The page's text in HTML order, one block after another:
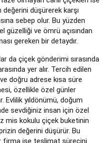
düşürerek karşı
sebep olur. Bu yüzden
ve ömrü açısından
gereken bir detaydır.
da çiçek gönderimi sırasında
yer alır. Tercih edilen
doğru adrese kısa süre
özellikle özel günler
Evlilik yıldönümü, doğum
sevdiğiniz insan için özel
mis kokulu çiçek buketinin
değerini düşürür. Bu
firma ise teslimat sürecini